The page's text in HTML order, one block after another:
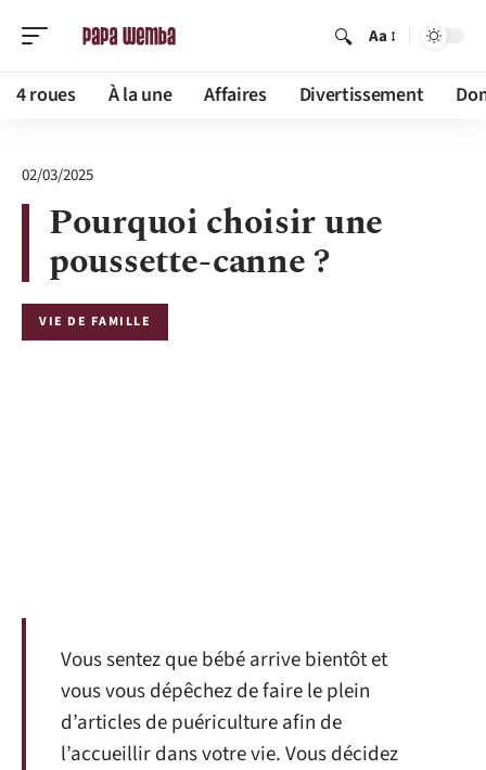
Aa
4 roues À la une Affaires Divertissement
02/03/2025
Pourquoi choisir une
poussette-canne ?
VIE DE FAMILLE
Vous sentez que bébé arrive bientôt et
vous vous dépêchez de faire le plein
d’articles de puériculture afin de
l’accueillir dans votre vie. Vous décidez